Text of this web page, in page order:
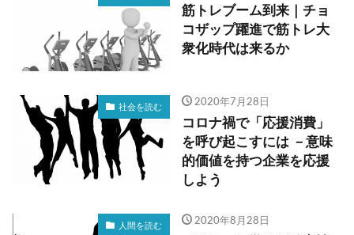
筋トレブーム到来｜チョ
コザップ躍進で筋トレ大
衆化時代は来るか
社会を読む 2020年7月28日
コロナ禍で「応援消費」
を呼び起こすには －意味
的価値を持つ企業を応援
しよう
人間を読む 2020年8月28日